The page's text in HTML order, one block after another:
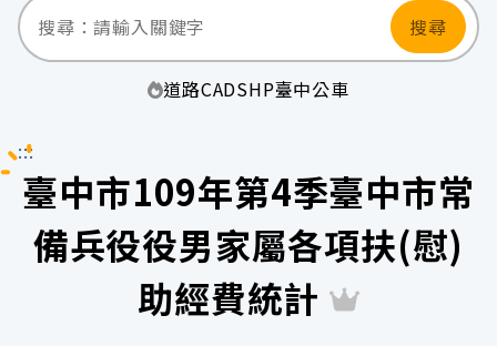
搜尋
道路CADSHP臺中公車
:::
臺中市109年第4季臺中市常
備兵役役男家屬各項扶(慰)
助經費統計